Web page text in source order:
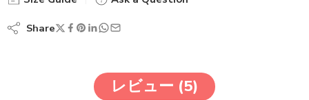
Share
レビュー (5)